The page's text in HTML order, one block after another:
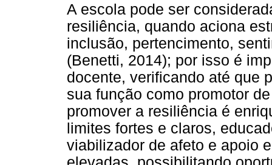
A escola pode ser
resiliência, quando aciona
inclusão, pertencimento,
(Benetti, 2014); por isso é
docente, verificando até que
sua função como promotor
promover a resiliência é
limites fortes e claros,
viabilizador de afeto e apoio